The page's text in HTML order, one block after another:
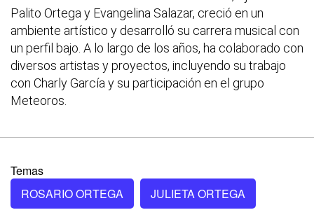
Palito Ortega y Evangelina Salazar, creció en un
ambiente artístico y desarrolló su carrera musical con
un perfil bajo. A lo largo de los años, ha colaborado con
diversos artistas y proyectos, incluyendo su trabajo
con Charly García y su participación en el grupo
Meteoros.
Temas
ROSARIO ORTEGA
JULIETA ORTEGA